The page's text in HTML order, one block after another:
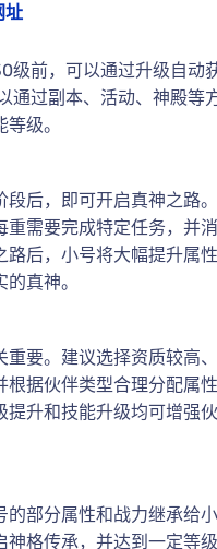
址
级前，可以通过升级自动
通过副本、活动、神殿等
级。
段后，即可开启真神之路
重需要完成特定任务，并
路后，小号将大幅提升属
真神。
重要。建议选择资质较高
根据伙伴类型合理分配属
提升和技能升级均可增强
的部分属性和战力继承给
神格传承，并达到一定等